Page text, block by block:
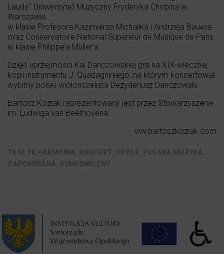
Laude” Uniwersytet Muzyczny Fryderyka Chopina w
Warszawie
w klasie Profesora Kazimierza Michalika i Andrzeja Bauera
oraz Conservatoire National Superieur de Musique de Paris
w klasie Philippe’a Muller’a.
Dzięki uprzejmości Kai Danczowskiej gra na XIX-wiecznej
kopii instrumentu J. Guadagniniego, na którym koncertował
wybitny polski wiolonczelista Dezyderiusz Danczowski.
Bartosz Koziak reprezentowany jest przez Stowarzyszenie
im. Ludwiga van Beethovena.
ww.bartoszkoziak.com